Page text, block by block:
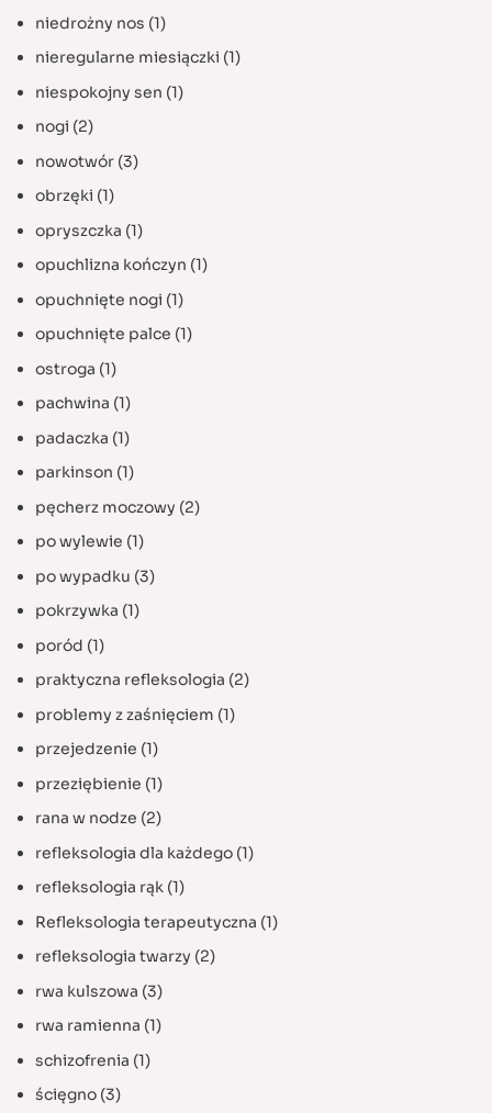
niedrożny nos (1)
nieregularne miesiączki (1)
niespokojny sen (1)
nogi (2)
nowotwór(3)
obrzęki (1)
opryszczka (1)
opuchlizna kończyn (1)
opuchnięte nogi (1)
opuchnięte palce (1)
ostroga (1)
pachwina (1)
padaczka (1)
parkinson (1)
pęcherz moczowy (2)
po wylewie (1)
po wypadku (3)
pokrzywka (1)
poród (1)
praktyczna refleksologia (2)
problemy z zaśnięciem (1)
przejedzenie (1)
przeziębienie (1)
rana w nodze (2)
refleksologia dla każdego(1)
refleksologia rąk(1)
Refleksologia terapeutyczna (1)
refleksologia twarzy (2)
rwa kulszowa (3)
rwa ramienna (1)
schizofrenia (1)
ścięgno(3)